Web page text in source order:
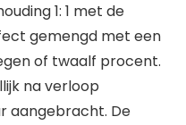
1: 1 met de
gemengd met een
of twaalf procent.
na verloop
aangebracht. De